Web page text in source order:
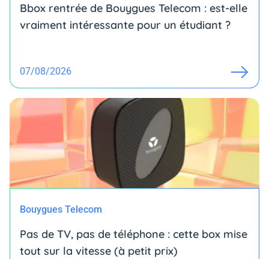
Bbox rentrée de Bouygues Telecom : est-elle
vraiment intéressante pour un étudiant ?
07/08/2026
Bouygues Telecom
Pas de TV, pas de téléphone : cette box mise
tout sur la vitesse (à petit prix)